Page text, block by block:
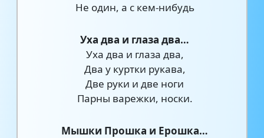
Не один, а с кем-нибудь
Уха два и глаза два…
Уха два и глаза два,
Два у куртки рукава,
Две руки и две ноги
Парны варежки, носки.
Мышки Прошка и Ерошка…